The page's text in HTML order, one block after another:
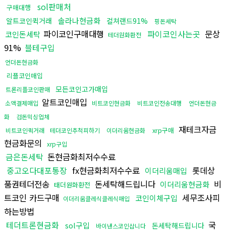
구매대행
sol판매처
알트코인퀵거래 솔라나현금화 컬쳐랜드91% 핑돈세탁
코인돈세탁 파이코인구매대행 테더원화환전 파이코인사는곳 문상
91% 블테구입
언더돈현금화
리플코인매입
트론리플코인판매 모든코인고가매입
소액결제매입 알트코인매입 비트코인현금화 비트코인전송대행
언더돈현금
화
검돈믹싱업체
비트코인퀵거래
테더코인추척피하기 이더리움현금화 xrp구매 재테크자금
현금화문의
xrp구입
금은돈세탁 돈현금화최저수수료
중고오다대포통장 fx현금화최저수수료 이더리움매입
롯데상
품권테더전송 태더원화환전 돈세탁해드립니다 이더리움현금화 비
트코인 카드구매 이더리움클레식클레식매입 코인이체구입 세무조사피
하는방법
테더트론현금화 sol구입 바이낸스코인삽니다 돈세탁해드립니다 국